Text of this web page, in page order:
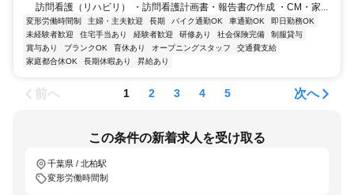
訪問看護（リハビリ） ・訪問看護計画書・報告書の作成 ・CM・家...
変形労働時間制 主婦・主夫歓迎 長期 バイク通勤OK 車通勤OK
即日勤務OK
未経験者歓迎
住宅手当あり 経験者歓迎 研修あり 社会保険完備
制服貸与
賞与あり
ブランクOK 育休あり オープニングスタッフ
交通費支給
家庭都合休OK
長期休暇あり 昇給あり
前へ 1 2 3 4 5 次へ
この条件の新着求人を受け取る
千葉県 / 北柏駅
変形労働時間制